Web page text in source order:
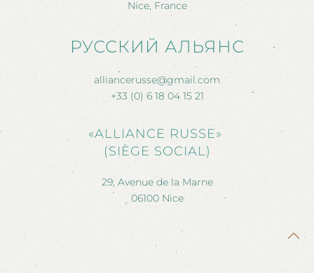
Nice, France
РУССКИЙ АЛЬЯНС
alliancerusse@gmail.com
+33 (0) 6 18 04 15 21
«ALLIANCE RUSSE»
(SIÈGE SOCIAL)
29, Avenue de la Marne
06100 Nice